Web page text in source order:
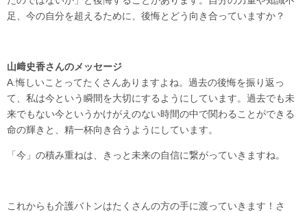
足、今の自分を超えるために、後悔とどう向き合っていますか？
山﨑史香さんのメッセージ
A.悔しいことってたくさんありますよね。過去の後悔を振り返っ
て、私は今という瞬間を大切にするようにしています。過去でも未
来でもない今というかけがえのない時間の中で関わることができる
命の輝きと、精一杯向き合うようにしています。
「今」の積み重ねは、きっと未来の自信に繋がっていきますね。
これからも介護バトンはたくさんの方の手に渡っていきます！さ